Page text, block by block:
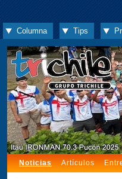
Columna Tips
Noticias Artículos